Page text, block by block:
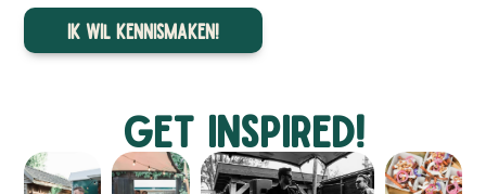
Ik wil kennismaken!
GET INSPIRED!